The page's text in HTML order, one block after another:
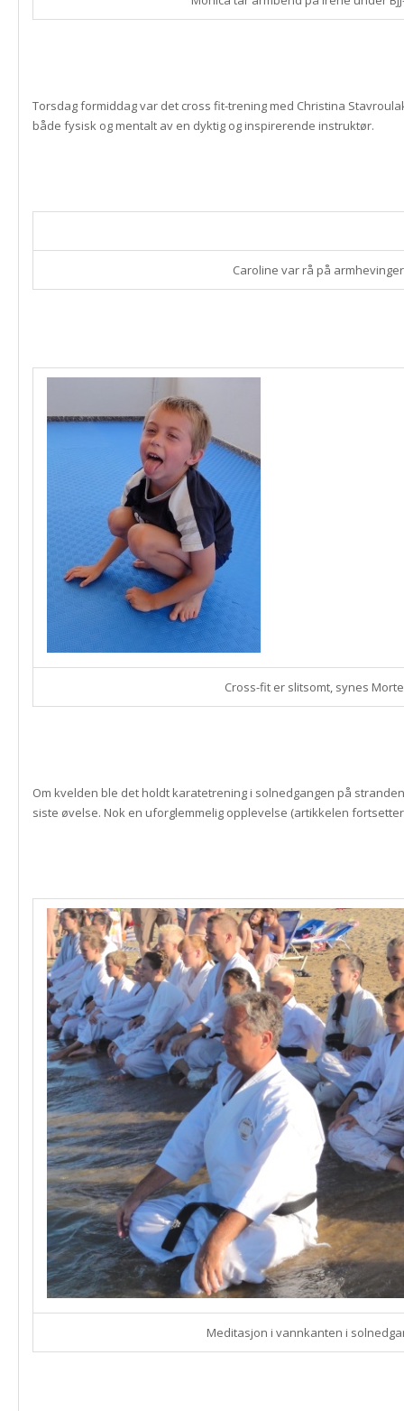
Torsdag formiddag var det cross fit-trening med Christina
både fysisk og mentalt av en dyktig og inspirerende instruktør.
Caroline var rå på armhevinger
Cross-fit er slitsomt, synes
Om kvelden ble det holdt karatetrening i solnedgangen på
siste øvelse. Nok en uforglemmelig opplevelse (artikkelen
Meditasjon i vannkanten i